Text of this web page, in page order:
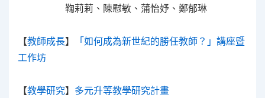
鞠莉莉、陳慰敏、蒲怡妤、鄭郁琳
【教師成長】
「如何成為新世紀的勝任教師？」講座暨
工作坊
【教學研究】 多元升等教學研究計畫